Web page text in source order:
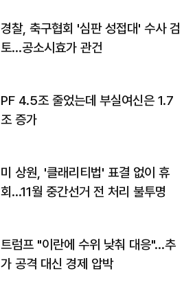
경찰, 축구협회 '심판 성접대' 수사 검
토…공소시효가 관건
PF 4.5조 줄었는데 부실여신은 1.7
조 증가
미 상원, '클래리티법' 표결 없이 휴
회…11월 중간선거 전 처리 불투명
트럼프 "이란에 수위 낮춰 대응"…추
가 공격 대신 경제 압박